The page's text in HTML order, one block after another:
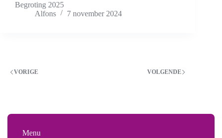
Begroting 2025
Alfons
7 november 2024
VORIGE VOLGENDE
Menu